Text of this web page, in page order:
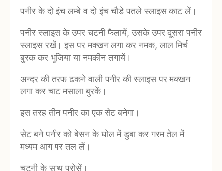
पनीर के दो इंच लम्बे व दो इंच चौडे पतले स्लाइस काट लें।
पनीर स्लाइस के उपर चटनी फैलायें, उसके उपर दूसरा पनीर
स्लाइस रखें। इस पर मक्खन लगा कर नमक, लाल मिर्च
बुरक कर भुजिया या नमकीन लगायें।
अन्दर की तरफ ढकने वाली पनीर की स्लाइस पर मक्खन
लगा कर चाट मसाला बुरकें।
इस तरह तीन पनीर का एक सेट बनेगा।
सेट बने पनीर को बेसन के घोल में डुबा कर गरम तेल में
मध्यम आग पर तल लें।
चटनी के साथ परोसें।